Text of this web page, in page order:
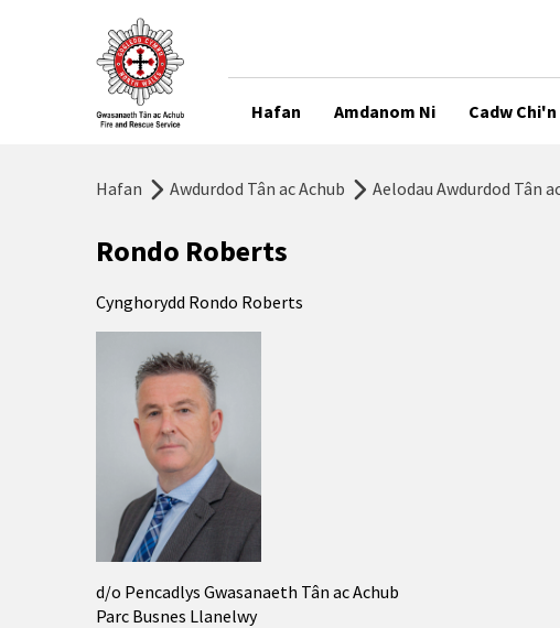
Hafan Amdanom Ni Cadw
Hafan Awdurdod Tân ac Achub Aelodau Awdurdod Tân
Rondo Roberts
Cynghorydd Rondo Roberts
d/o Pencadlys Gwasanaeth Tân ac Achub
Parc Busnes Llanelwy